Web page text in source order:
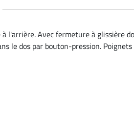
l'arrière. Avec fermeture à glissière
le dos par bouton-pression.